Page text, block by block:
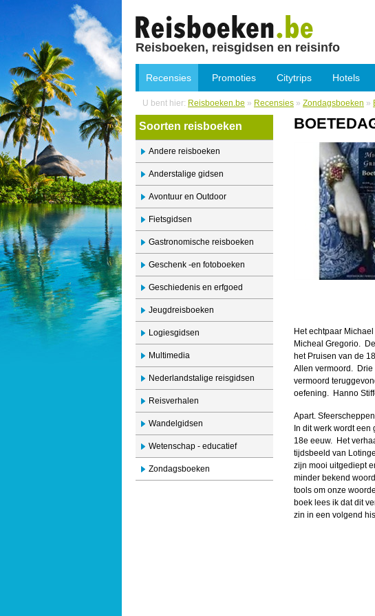
Reisboeken, reisgidsen en reisinfo
Recensies Promoties Citytrips Hotels
U bent hier: Reisboeken.be » Recensies » Zondagsboeken »
Soorten reisboeken
Andere reisboeken
Anderstalige gidsen
Avontuur en Outdoor
Fietsgidsen
Gastronomische reisboeken
Geschenk -en fotoboeken
Geschiedenis en erfgoed
Jeugdreisboeken
Logiesgidsen
Multimedia
Nederlandstalige reisgidsen
Reisverhalen
Wandelgidsen
Wetenschap - educatief
Zondagsboeken
Het echtpaar
Micheal Gregorio.
het Pruisen van de
Allen vermoord.
vermoord
oefening. Hanno
Apart.
In dit werk wordt
18e eeuw. Het
tijdsbeeld van
zijn mooi uitgediept
minder bekend
tools om onze
boek lees ik dat dit
zin in een volgend